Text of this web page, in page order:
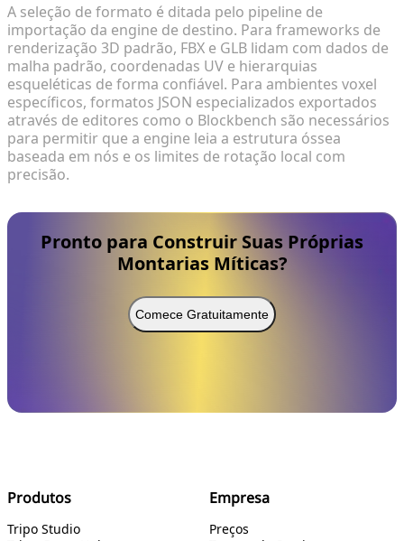
A seleção de formato é ditada pelo pipeline de
importação da engine de destino. Para frameworks de
renderização 3D padrão, FBX e GLB lidam com dados de
malha padrão, coordenadas UV e hierarquias
esqueléticas de forma confiável. Para ambientes voxel
específicos, formatos JSON especializados exportados
através de editores como o Blockbench são necessários
para permitir que a engine leia a estrutura óssea
baseada em nós e os limites de rotação local com
precisão.
Pronto para Construir Suas Próprias
Montarias Míticas?
Comece Gratuitamente
Produtos
Tripo Studio
Empresa
Preços